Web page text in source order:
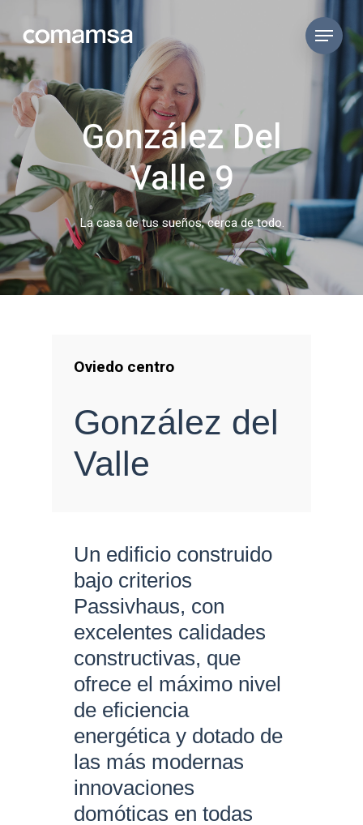
González Del
Valle 9
La casa de tus sueños, cerca de todo.
Oviedo centro
González del
Valle
Un edificio construido
bajo criterios
Passivhaus, con
excelentes calidades
constructivas, que
ofrece el máximo nivel
de eficiencia
energética y dotado de
las más modernas
innovaciones
domóticas en todas